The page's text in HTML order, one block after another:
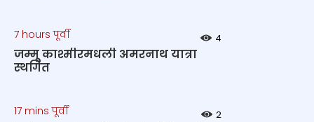
7 hours पूर्वी 4
जम्मू काश्मीरमधली अमरनाथ यात्रा
स्थगित
17 mins पूर्वी 2